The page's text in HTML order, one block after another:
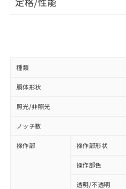
種類
胴体形状
照光/非照光
ノッチ数
操作部 操作部形状
操作部色
透明/不透明